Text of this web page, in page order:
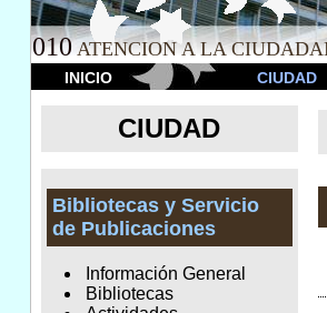
010 ATENCION A LA
INICIO CIUDAD
CIUDAD
Bibliotecas y Servicio
de Publicaciones
Información General
Bibliotecas